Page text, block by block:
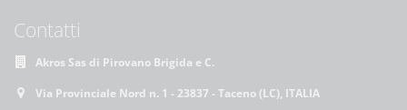
Contatti
Akros Sas di Pirovano Brigida e C.
Via Provinciale Nord n. 1 - 23837 - Taceno (LC), ITALIA